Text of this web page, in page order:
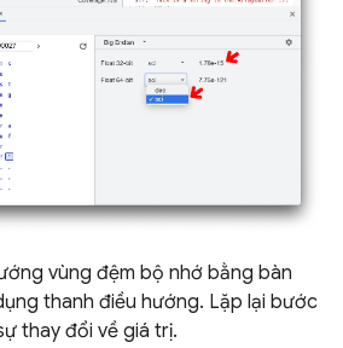
vùng đệm bộ nhớ bằng bàn
thanh điều hướng. Lặp lại bước
thay đổi về giá trị.